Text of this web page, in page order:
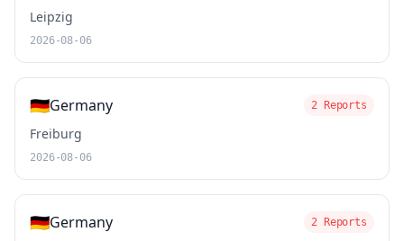
Leipzig
2026-08-06
🇩🇪Germany 2 Reports
Freiburg
2026-08-06
🇩🇪Germany 2 Reports